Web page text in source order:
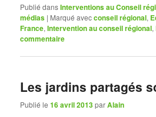
Publié dansInterventions au Conseil
médias | Marqué avecconseil régional,
France,Intervention au conseil régional,
commentaire
Les jardins partagés
Publié le16 avril 2013parAlain